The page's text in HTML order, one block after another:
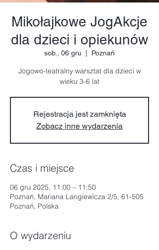
Mikołajkowe JogAkcje
dla dzieci i opiekunów
sob., 06 gru Poznań
Jogowo-teatralny warsztat dla dzieci w
wieku 3-6 lat
Rejestracja jest zamknięta
Zobacz inne wydarzenia
Czas i miejsce
06 gru 2025, 11:00 – 11:50
Poznań, Mariana Langiewicza 2/5, 61-505
Poznań, Polska
O wydarzeniu